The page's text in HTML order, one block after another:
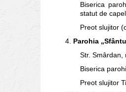
Biserica
statut de
Preot slujitor
4. Parohia
Str. Smârdan,
Biserica
Preot slujitor